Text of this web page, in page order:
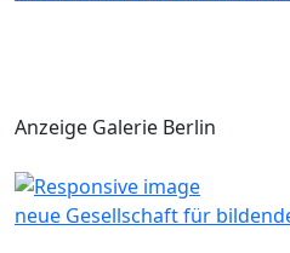
Anzeige Galerie Berlin
neue Gesellschaft für